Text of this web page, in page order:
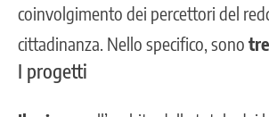
coinvolgimento dei percettori del
cittadinanza. Nello specifico, sono
I progetti